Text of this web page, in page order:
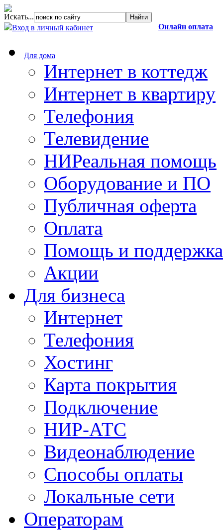
Искать...
Онлайн оплата
Вход в личный кабинет
Для дома
Интернет в коттедж
Интернет в квартиру
Телефония
Телевидение
НИРеальная помощь
Оборудование и ПО
Публичная оферта
Оплата
Помощь и поддержка
Акции
Для бизнеса
Интернет
Телефония
Хостинг
Карта покрытия
Подключение
НИР-АТС
Видеонаблюдение
Способы оплаты
Локальные сети
Операторам